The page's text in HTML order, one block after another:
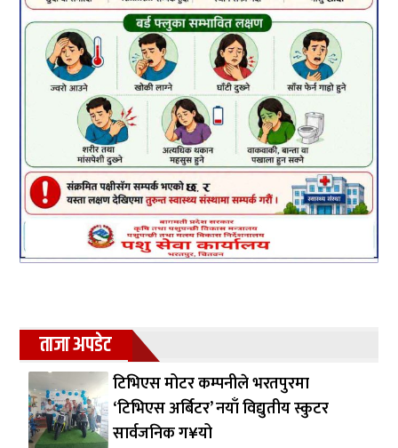
ताजा अपडेट
टिभिएस मोटर कम्पनीले भरतपुरमा
‘टिभिएस अर्बिटर’ नयाँ विद्युतीय स्कुटर
सार्वजनिक ग¥यो